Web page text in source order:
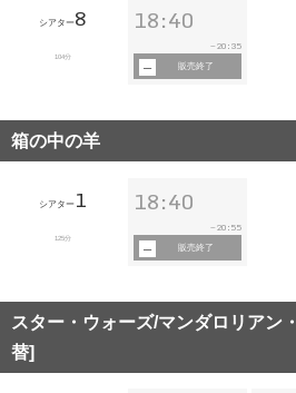
シアター8
104分
18:40
~ 20:35
販売終了
箱の中の羊
シアター 1
125分
18:40
~ 20:55
販売終了
スター・ウォーズ/マンダロリアン
替]